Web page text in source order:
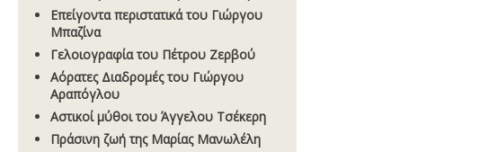
Επείγοντα περιστατικά του Γιώργου
Μπαζίνα
Γελοιογραφία του Πέτρου Ζερβού
Αόρατες Διαδρομές του Γιώργου
Αραπόγλου
Aστικοί µύθοι του Άγγελου Τσέκερη
Πράσινη ζωή της Μαρίας Μανωλέλη